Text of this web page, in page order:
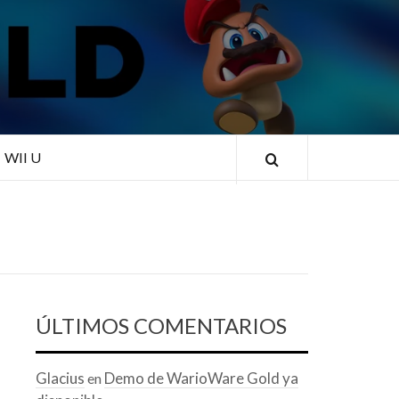
WII U
ÚLTIMOS COMENTARIOS
Glacius en Demo de WarioWare Gold ya